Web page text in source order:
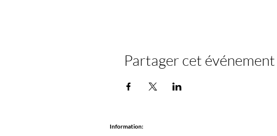
Partager cet événement
Information: